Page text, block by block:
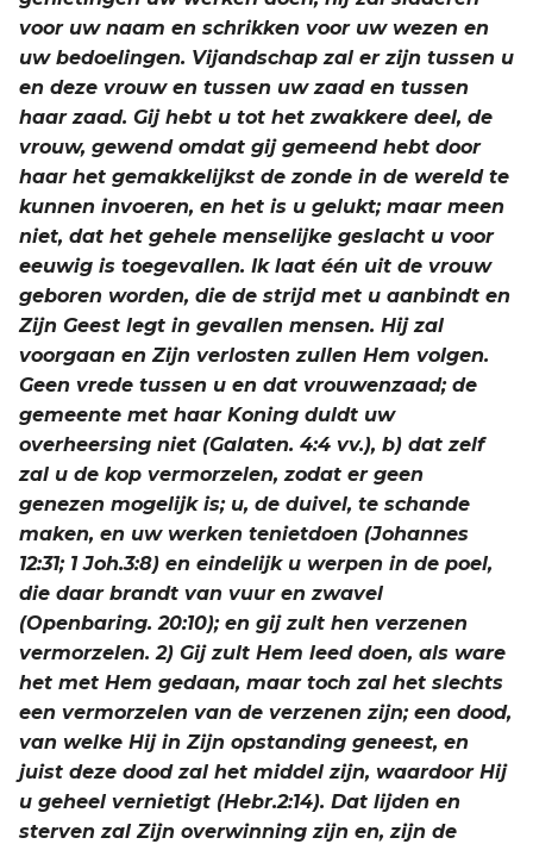
voor uw naam en schrikken voor uw wezen en
uw bedoelingen. Vijandschap zal er zijn tussen u
en deze vrouw en tussen uw zaad en tussen
haar zaad. Gij hebt u tot het zwakkere deel, de
vrouw, gewend omdat gij gemeend hebt door
haar het gemakkelijkst de zonde in de wereld te
kunnen invoeren, en het is u gelukt; maar meen
niet, dat het gehele menselijke geslacht u voor
eeuwig is toegevallen. Ik laat één uit de vrouw
geboren worden, die de strijd met u aanbindt en
Zijn Geest legt in gevallen mensen. Hij zal
voorgaan en Zijn verlosten zullen Hem volgen.
Geen vrede tussen u en dat vrouwenzaad; de
gemeente met haar Koning duldt uw
overheersing niet (Galaten. 4:4 vv.), b) dat zelf
zal u de kop vermorzelen, zodat er geen
genezen mogelijk is; u, de duivel, te schande
maken, en uw werken tenietdoen (Johannes
12:31; 1 Joh.3:8) en eindelijk u werpen in de poel,
die daar brandt van vuur en zwavel
(Openbaring. 20:10); en gij zult hen verzenen
vermorzelen. 2) Gij zult Hem leed doen, als ware
het met Hem gedaan, maar toch zal het slechts
een vermorzelen van de verzenen zijn; een dood,
van welke Hij in Zijn opstanding geneest, en
juist deze dood zal het middel zijn, waardoor Hij
u geheel vernietigt (Hebr.2:14). Dat lijden en
sterven zal Zijn overwinning zijn en, zijn de